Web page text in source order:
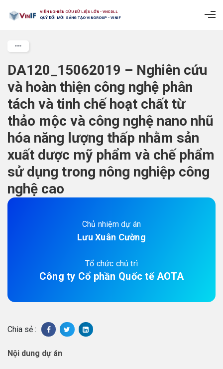
VIỆN NGHIÊN CỨU DỮ LIỆU LỚN - VNCDLL
QUỸ ĐỔI MỚI SÁNG TẠO VINGROUP - VINIF
DA120_15062019 – Nghiên cứu
và hoàn thiện công nghệ phân
tách và tinh chế hoạt chất từ
thảo mộc và công nghệ nano nhũ
hóa năng lượng thấp nhằm sản
xuất dược mỹ phẩm và chế phẩm
sử dụng trong nông nghiệp công
nghệ cao
Chủ nhiệm dự án
Lưu Xuân Cường
Tổ chức chủ trì
Công ty Cổ phần Quốc tế AOTA
Chia sẻ :
Nội dung dự án